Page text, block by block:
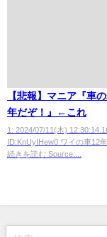
【悲報】マニア『車
年だぞ！』←これ
1: 2024/07/11(木)
ID:KnUyIHew0 ワイの車12
続きを読む Source:...